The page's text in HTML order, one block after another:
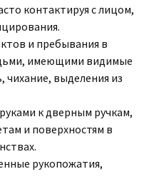
контактируя с лицом,
и пребывания в
имеющими видимые
выделения из
к дверным ручкам,
и поверхностям в
рукопожатия,